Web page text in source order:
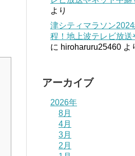
より
津シティマラソン
程！地上波テレビ放送
に hiroharuru25460 よ
アーカイブ
2026年
8月
4月
3月
2月